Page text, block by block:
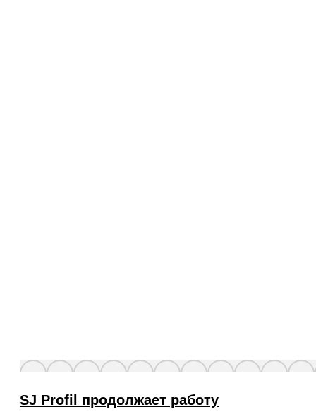
SJ Profil продолжает работу